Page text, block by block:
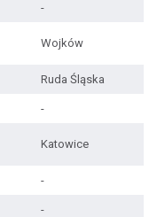
-
Wojków
Ruda Śląska
-
Katowice
-
-